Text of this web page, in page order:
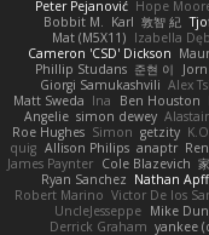
Peter Pejanović Hope
Bobbit M. Karl 敦智 紀
Mat (M5X11) Izabella
Cameron 'CSD' Dickson
Phillip Studans 준현 이
Giorgi Samukashvili Alex
Matt Sweda Ina Ben Houston
Angelie simon dewey
Roe Hughes Simon getzity
quig Allison Philips anaptr
James Paynter Cole Blazevich
Ryan Sanchez Nathan
Robert Marino Victor De los
UncleJesseppe Mike
Derrick Graham yankee